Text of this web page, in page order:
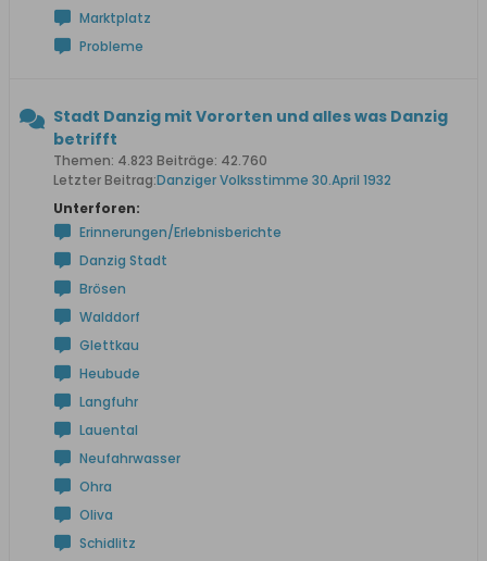
Marktplatz
Probleme
Stadt Danzig mit Vororten und alles was Danzig
betrifft
Themen: 4.823 Beiträge: 42.760
Letzter Beitrag:Danziger Volksstimme 30.April 1932
Unterforen:
Erinnerungen/Erlebnisberichte
Danzig Stadt
Brösen
Walddorf
Glettkau
Heubude
Langfuhr
Lauental
Neufahrwasser
Ohra
Oliva
Schidlitz